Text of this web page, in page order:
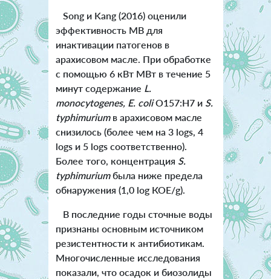
Song и Kang (2016) оценили
эффективность МВ для
инактивации патогенов в
арахисовом масле. При обработке
с помощью 6 кВт МВт в течение 5
минут содержание L.
monocytogenes, E. coliO157:H7 и S.
typhimuriumв арахисовом масле
снизилось (более чем на 3 logs, 4
logs и 5 logs соответственно).
Более того, концентрация S.
typhimuriumбыла ниже предела
обнаружения (1,0 log КОЕ/g).
В последние годы сточные воды
признаны основным источником
резистентности к антибиотикам.
Многочисленные исследования
показали, что осадок и биозолиды